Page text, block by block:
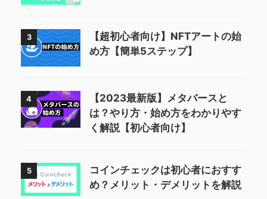
3
【超初心者向け】NFTアートの始
め方【簡単5ステップ】
4
【2023最新版】メタバースと
は？やり方・始め方をわかりやす
く解説【初心者向け】
5
コインチェックは初心者におすす
め？メリット・デメリットを解説